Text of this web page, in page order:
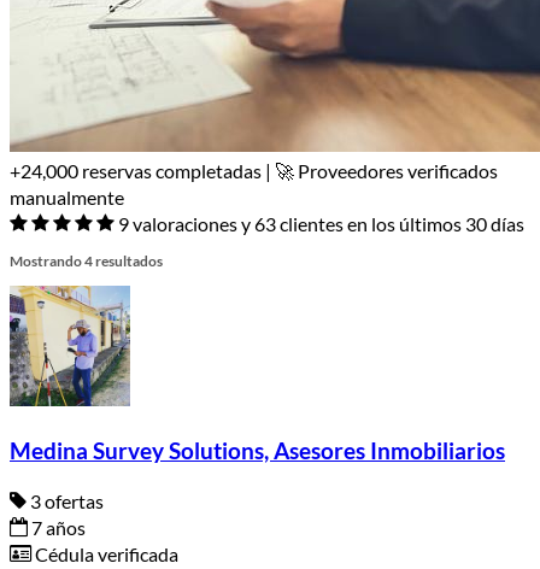
+24,000 reservas completadas | 🚀 Proveedores verificados
manualmente
9 valoraciones y 63 clientes en los últimos 30 días
Mostrando 4 resultados
Medina Survey Solutions, Asesores Inmobiliarios
3 ofertas
7 años
Cédula verificada